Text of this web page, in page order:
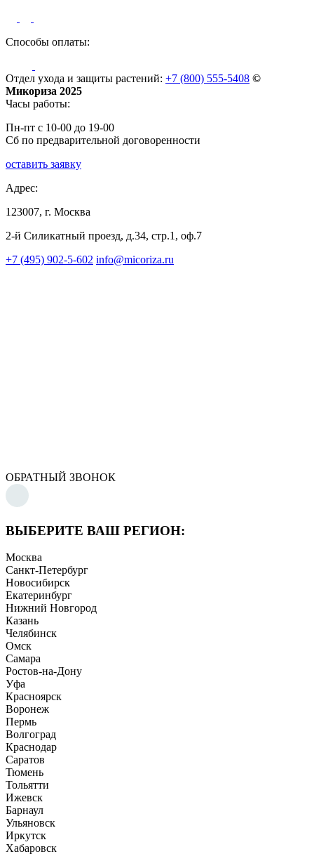
Способы оплаты:
Отдел ухода и защиты растений: +7 (800) 555-5408 ©
Микориза 2025
Часы работы:
Пн-пт с 10-00 до 19-00
Сб по предварительной договоренности
оставить заявку
Адрес:
123007, г. Москва
2-й Силикатный проезд, д.34, стр.1, оф.7
+7 (495) 902-5-602 info@micoriza.ru
ОБРАТНЫЙ ЗВОНОК
ВЫБЕРИТЕ ВАШ РЕГИОН:
Москва
Санкт-Петербург
Новосибирск
Екатеринбург
Нижний Новгород
Казань
Челябинск
Омск
Самара
Ростов-на-Дону
Уфа
Красноярск
Воронеж
Пермь
Волгоград
Краснодар
Саратов
Тюмень
Тольятти
Ижевск
Барнаул
Ульяновск
Иркутск
Хабаровск